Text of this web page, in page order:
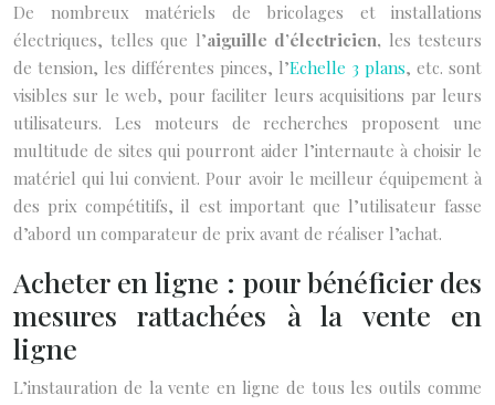
De nombreux matériels de bricolages et installations
électriques, telles que l’aiguille d’électricien, les testeurs
de tension, les différentes pinces, l’Echelle 3 plans, etc. sont
visibles sur le web, pour faciliter leurs acquisitions par leurs
utilisateurs. Les moteurs de recherches proposent une
multitude de sites qui pourront aider l’internaute à choisir le
matériel qui lui convient. Pour avoir le meilleur équipement à
des prix compétitifs, il est important que l’utilisateur fasse
d’abord un comparateur de prix avant de réaliser l’achat.
Acheter en ligne : pour bénéficier des
mesures rattachées à la vente en
ligne
L’instauration de la vente en ligne de tous les outils comme